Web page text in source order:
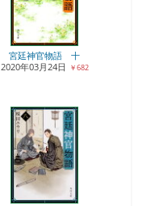
宮廷神官物語 十
2020年03月24日
￥682